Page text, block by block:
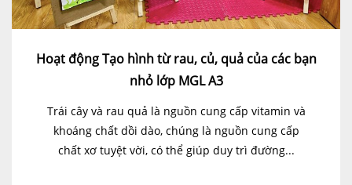
Hoạt động Tạo hình từ rau, củ, quả của các bạn
nhỏ lớp MGL A3
Trái cây và rau quả là nguồn cung cấp vitamin và
khoáng chất dồi dào, chúng là nguồn cung cấp
chất xơ tuyệt vời, có thể giúp duy trì đường...